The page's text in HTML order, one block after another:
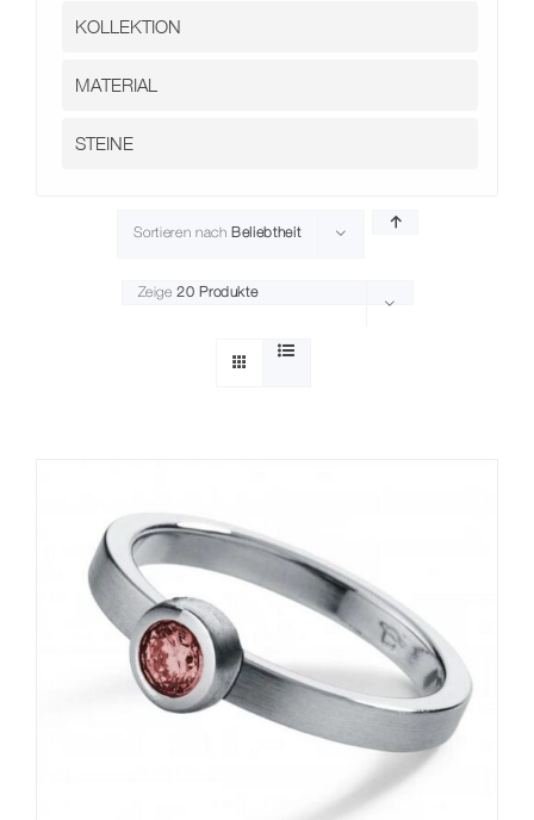
Sortieren nach Beliebtheit
Zeige20 Produkte